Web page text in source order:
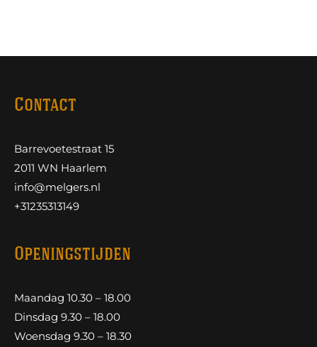
Contact
Barrevoetestraat 15
2011 WN Haarlem
info@melgers.nl
+31235313149
Openingstijden
Maandag 10.30 – 18.00
Dinsdag 9.30 – 18.00
Woensdag 9.30 – 18.30